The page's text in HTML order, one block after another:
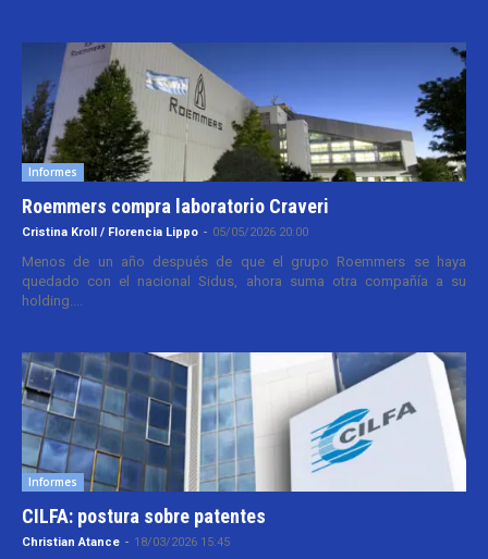
Informes
Roemmers compra laboratorio Craveri
Cristina Kroll / Florencia Lippo - 05/05/2026 20:00
Menos de un año después de que el grupo Roemmers se haya
quedado con el nacional Sidus, ahora suma otra compañía a su
holding....
Informes
CILFA: postura sobre patentes
Christian Atance - 18/03/2026 15:45